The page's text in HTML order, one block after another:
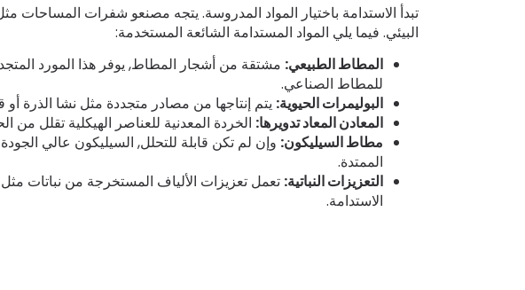
البيئي. فيما يلي المواد المستدامة الشائعة المستخدمة:
المطاط الطبيعي: مشتقة من أشجار المطاط, يوفر هذا المورد
للمطاط الصناعي.
البوليمرات الحيوية: يتم إنتاجها من مصادر متجددة مثل نشا الذرة
المعادن المعاد تدويرها: الخردة المعدنية للعناصر الهيكلية تقلل من
مطاط السيليكون: وإن لم تكن قابلة للتحلل, السيليكون عالي
الممتدة.
التعزيزات النباتية: تعمل تعزيزات الألياف المستخرجة من نباتات
الاستدامة.